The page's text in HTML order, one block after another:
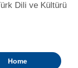
Dili ve Kültürü
Home